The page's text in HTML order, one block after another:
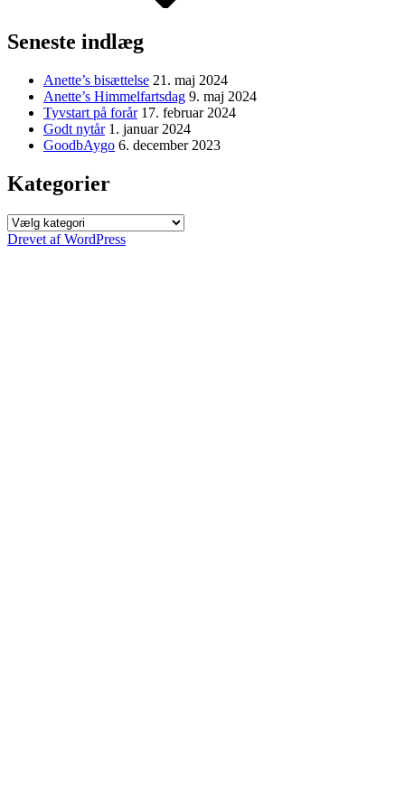
Seneste indlæg
Anette’s bisættelse 21. maj 2024
Anette’s Himmelfartsdag 9. maj 2024
Tyvstart på forår 17. februar 2024
Godt nytår 1. januar 2024
GoodbAygo 6. december 2023
Kategorier
Kategorier
Drevet af WordPress